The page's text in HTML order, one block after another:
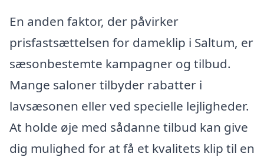
En anden faktor, der påvirker
prisfastsættelsen for dameklip i Saltum, er
sæsonbestemte kampagner og tilbud.
Mange saloner tilbyder rabatter i
lavsæsonen eller ved specielle lejligheder.
At holde øje med sådanne tilbud kan give
dig mulighed for at få et kvalitets klip til en